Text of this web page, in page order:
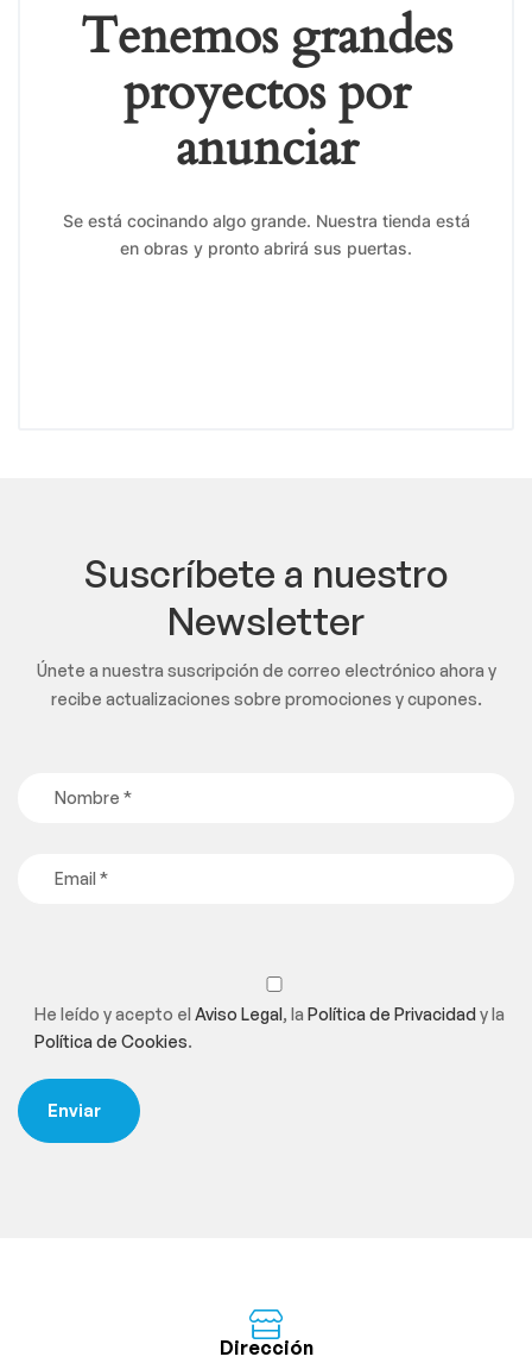
Tenemos grandes
proyectos por
anunciar
Se está cocinando algo grande. Nuestra tienda está
en obras y pronto abrirá sus puertas.
Suscríbete a nuestro
Newsletter
Únete a nuestra suscripción de correo electrónico ahora y
recibe actualizaciones sobre promociones y cupones.
He leído y acepto el Aviso Legal, la Política de Privacidady la
Política de Cookies.
Dirección